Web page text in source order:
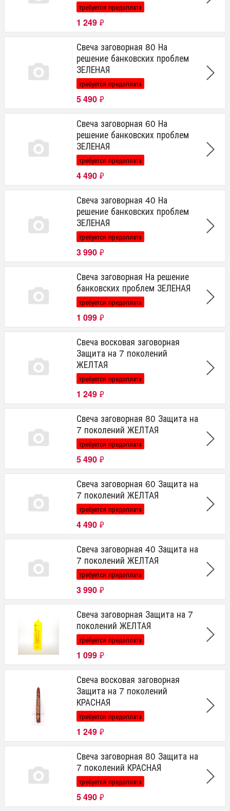
требуется предоплата
1 249 ₽
Свеча заговорная 80 На
решение банковских проблем
ЗЕЛЕНАЯ
требуется предоплата
5 490 ₽
Свеча заговорная 60 На
решение банковских проблем
ЗЕЛЕНАЯ
требуется предоплата
4 490 ₽
Свеча заговорная 40 На
решение банковских проблем
ЗЕЛЕНАЯ
требуется предоплата
3 990 ₽
Свеча заговорная На решение
банковских проблем ЗЕЛЕНАЯ
требуется предоплата
1 099 ₽
Свеча восковая заговорная
Защита на 7 поколений
ЖЕЛТАЯ
требуется предоплата
1 249 ₽
Свеча заговорная 80 Защита на
7 поколений ЖЕЛТАЯ
требуется предоплата
5 490 ₽
Свеча заговорная 60 Защита на
7 поколений ЖЕЛТАЯ
требуется предоплата
4 490 ₽
Свеча заговорная 40 Защита на
7 поколений ЖЕЛТАЯ
требуется предоплата
3 990 ₽
Свеча заговорная Защита на 7
поколений ЖЕЛТАЯ
требуется предоплата
1 099 ₽
Свеча восковая заговорная
Защита на 7 поколений
КРАСНАЯ
требуется предоплата
1 249 ₽
Свеча заговорная 80 Защита на
7 поколений КРАСНАЯ
требуется предоплата
5 490 ₽